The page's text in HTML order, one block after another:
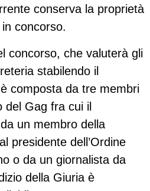
conserva la proprietà
in concorso.
concorso, che valuterà gli
stabilendo il
composta da tre membri
del Gag fra cui il
un membro della
presidente dell’Ordine
o da un giornalista da
della Giuria è